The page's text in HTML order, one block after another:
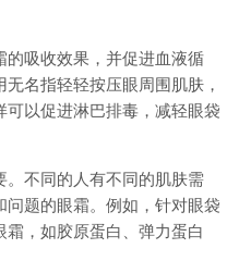
的吸收效果，并促进血液循
名指轻轻按压眼周围肌肤，
可以促进淋巴排毒，减轻眼袋
。不同的人有不同的肌肤需
题的眼霜。例如，针对眼袋
，如胶原蛋白、弹力蛋白